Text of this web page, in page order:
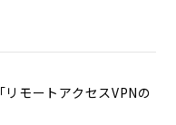
モートアクセスVPNの